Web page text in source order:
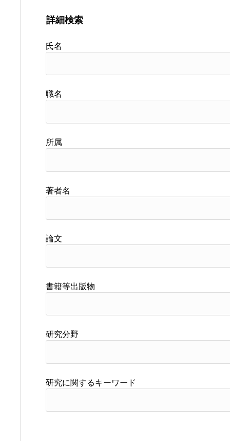
詳細検索
氏名
職名
所属
著者名
論文
書籍等出版物
研究分野
研究に関するキーワード